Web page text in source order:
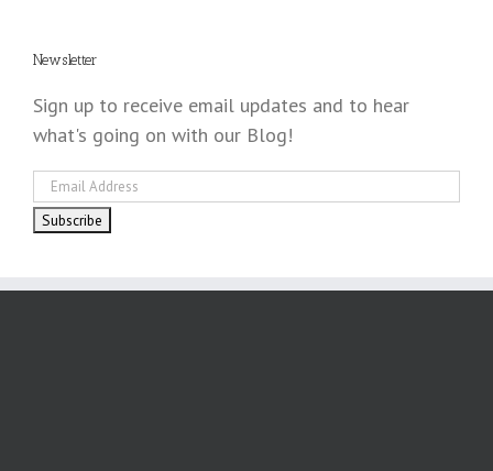
Newsletter
Sign up to receive email updates and to hear
what's going on with our Blog!